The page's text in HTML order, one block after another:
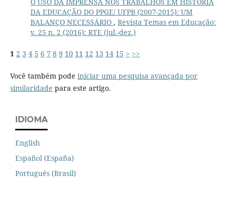
O USO DA IMPRENSA NOS TRABALHOS EM HISTÓRIA
DA EDUCAÇÃO DO PPGE/ UFPB (2007-2015): UM
BALANÇO NECESSÁRIO , Revista Temas em Educação:
v. 25 n. 2 (2016): RTE (jul.-dez.)
1 2 3 4 5 6 7 8 9 10 11 12 13 14 15 > >>
Você também pode iniciar uma pesquisa avançada por
similaridade para este artigo.
IDIOMA
English
Español (España)
Português (Brasil)